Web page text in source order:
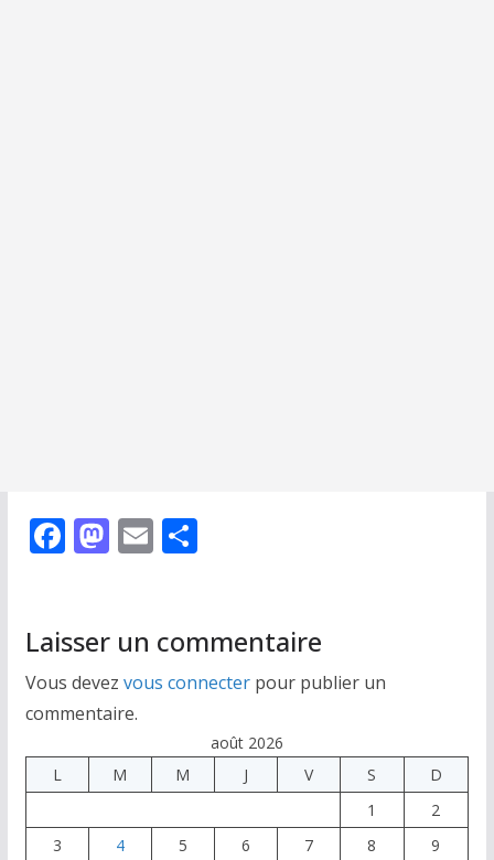
F
b
o
o
k
M
d
o
n
E
l
P
g
er
Laisser un commentaire
Vous devez vous connecterpour publier un
commentaire.
août 2026
L
M M J V S
D
1
2
3
4 5 6 7 8 9